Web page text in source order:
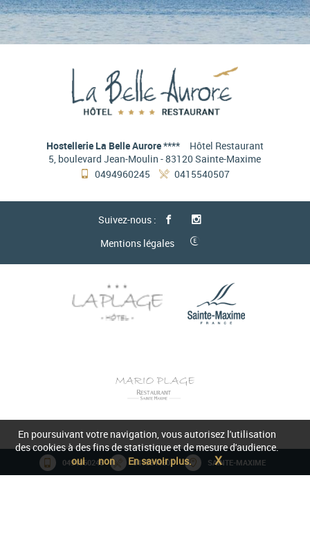
En poursuivant votre navigation, vous autorisez l'utilisation
des cookies à des fins de statistique et de mesure d'audience.
oui
non En savoir plus. X
0494960245 0415540507 SAINTE-MAXIME
Hostellerie La Belle Aurore ****
Hôtel Restaurant
5, boulevard Jean-Moulin
83120 Sainte-Maxime
0494960245
0415540507
Suivez-nous :
Mentions légales